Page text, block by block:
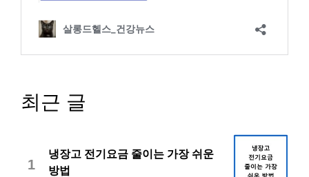
최근 글
1
냉장고 전기요금 줄이는 가장 쉬운
방법